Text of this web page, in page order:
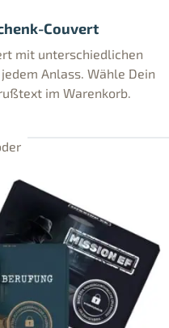
Couvert
mit unterschiedlichen
Anlass. Wähle Dein
im Warenkorb.